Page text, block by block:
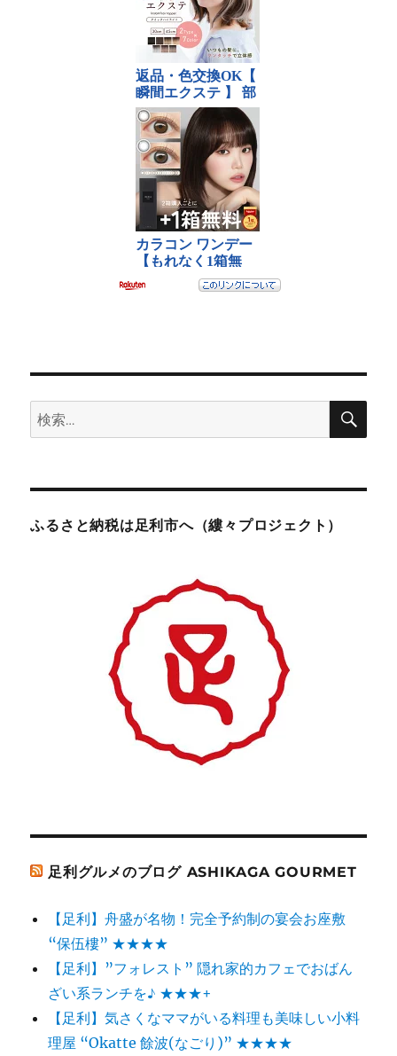
検
索:
検
ふるさと納税は足利市へ（縷々プロジェクト）
足利グルメのブログ ASHIKAGA GOURMET
【足利】舟盛が名物！完全予約制の宴会お座敷
“保伍樓” ★★★★
【足利】”フォレスト” 隠れ家的カフェでおばん
ざい系ランチを♪ ★★★+
【足利】気さくなママがいる料理も美味しい小料
理屋 “Okatte 餘波(なごり)” ★★★★